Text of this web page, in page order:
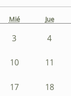
Mié Jue
3 4
10 11
17 18